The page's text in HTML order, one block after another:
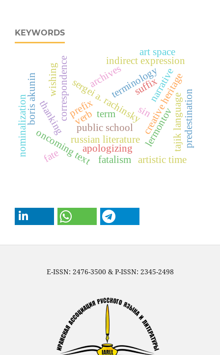
KEYWORDS
russian literature
sergei a. rachinsky
public school
correspondence creative heritage
archives
oncoming text tajik language
terminology
term
suffix
prefix
indirect expression
wishing
apologizing
thanking lermontov
fatalism
predestination
fate
sin
boris akunin
artistic time
art space
narrative
nominalization verb
E-ISSN: 2476-3500 & P-ISSN: 2345-2498